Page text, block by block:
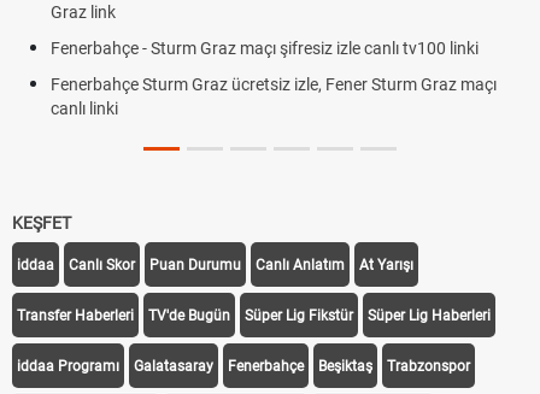
Graz link
Fenerbahçe - Sturm Graz maçı şifresiz izle canlı tv100 linki
Fenerbahçe Sturm Graz ücretsiz izle, Fener Sturm Graz maçı
canlı linki
KEŞFET
iddaa Canlı Skor Puan Durumu Canlı Anlatım At Yarışı
Transfer Haberleri TV'de Bugün Süper Lig Fikstür Süper Lig Haberleri
iddaa Programı Galatasaray Fenerbahçe Beşiktaş Trabzonspor